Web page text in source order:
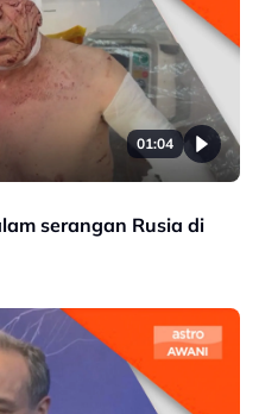
01:04
serangan Rusia di